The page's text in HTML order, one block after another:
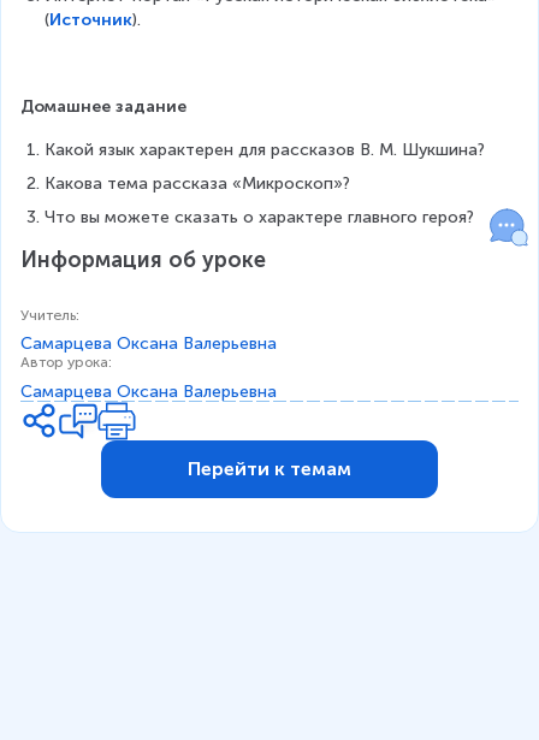
(Источник).
Домашнее задание
Какой язык характерен для рассказов В. М. Шукшина?
Какова тема рассказа «Микроскоп»?
Что вы можете сказать о характере главного героя?
Информация об уроке
Учитель:
Самарцева Оксана Валерьевна
Автор урока:
Самарцева Оксана Валерьевна
Перейти к темам